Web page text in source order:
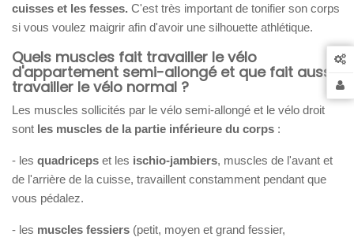
cuisses et les fesses. C'est très important de tonifier son corps
si vous voulez maigrir afin d'avoir une silhouette athlétique.
Quels muscles fait travailler le vélo
d'appartement semi-allongé et que fait aussi
travailler le vélo normal ?
Les muscles sollicités par le vélo semi-allongé et le vélo droit
sont les muscles de la partie inférieure du corps :
- les quadriceps et les ischio-jambiers, muscles de l'avant et
de l'arrière de la cuisse, travaillent constamment pendant que
vous pédalez.
- les muscles fessiers (petit, moyen et grand fessier,